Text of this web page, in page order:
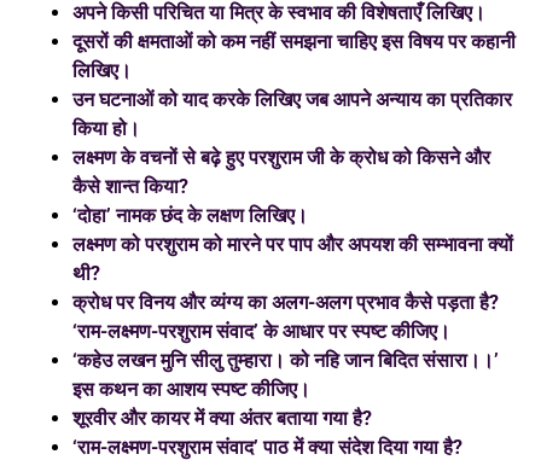
अपने किसी परिचित या मित्र के स्वभाव की विशेषताएँ लिखिए।
दूसरों की क्षमताओं को कम नहीं समझना चाहिए इस विषय पर कहानी
लिखिए।
उन घटनाओं को याद करके लिखिए जब आपने अन्याय का प्रतिकार
किया हो।
लक्ष्मण के वचनों से बढ़े हुए परशुराम जी के क्रोध को किसने और
कैसे शान्त किया?
‘दोहा’ नामक छंद के लक्षण लिखिए।
लक्ष्मण को परशुराम को मारने पर पाप और अपयश की सम्भावना क्यों
थी?
क्रोध पर विनय और व्यंग्य का अलग-अलग प्रभाव कैसे पड़ता है?
‘राम-लक्ष्मण-परशुराम संवाद’ के आधार पर स्पष्ट कीजिए।
‘कहेउ लखन मुनि सीलु तुम्हारा। को नहि जान बिदित संसारा।।’
इस कथन का आशय स्पष्ट कीजिए।
शूरवीर और कायर में क्या अंतर बताया गया है?
‘राम-लक्ष्मण-परशुराम संवाद’ पाठ में क्या संदेश दिया गया है?